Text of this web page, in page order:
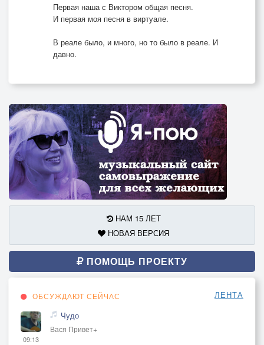
Первая наша с Виктором общая песня.
И первая моя песня в виртуале.
В реале было, и много, но то было в реале. И
давно.
НАМ 15 ЛЕТ
НОВАЯ ВЕРСИЯ
ПОМОЩЬ ПРОЕКТУ
ОБСУЖДАЮТ СЕЙЧАС ЛЕНТА
09:13
Чудо
Вася Привет+